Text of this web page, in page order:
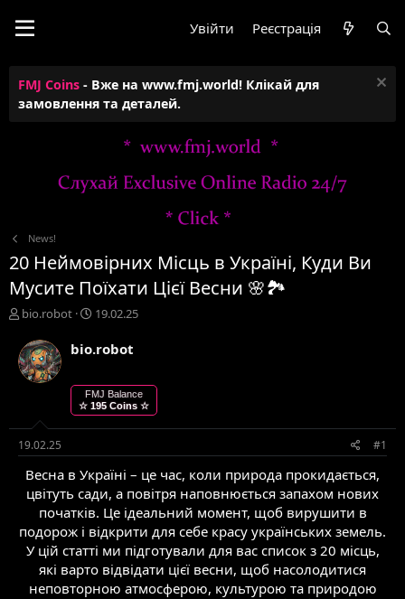
Увійти Реєстрація
FMJ Coins - Вже на www.fmj.world! Клікай для
замовлення та деталей.
News!
20 Неймовірних Місць в Україні, Куди Ви
Мусите Поїхати Цієї Весни 🌸🏞️
А
т
о
р
м
и
bio.robot
Д
т
т
в
о
е
н
н
я
19.02.25
bio.robot
FMJ Balance
☆ 195 Coins ☆
19.02.25 #1
Весна в Україні – це час, коли природа прокидається,
цвітуть сади, а повітря наповнюється запахом нових
початків. Це ідеальний момент, щоб вирушити в
подорож і відкрити для себе красу українських земель.
У цій статті ми підготували для вас список з 20 місць,
які варто відвідати цієї весни, щоб насолодитися
неповторною атмосферою, культурою та природою